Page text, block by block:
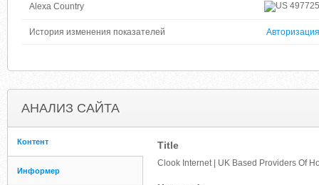
Alexa Country 497725
История изменения показателей Авторизация
АНАЛИЗ САЙТА
Контент
Информер
Title
Clook Internet | UK Based Providers Of